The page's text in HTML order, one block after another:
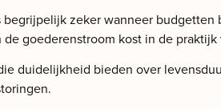
zeker wanneer
goederenstroom kost in de
duidelijkheid bieden over